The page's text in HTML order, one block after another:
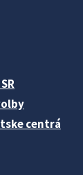
centrá